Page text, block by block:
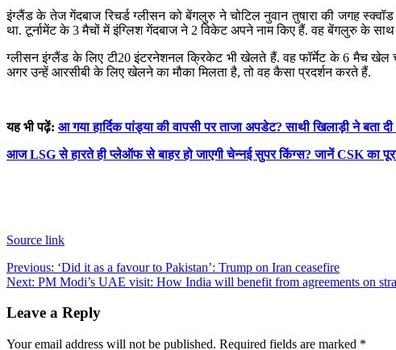
इंग्लैंड के तेज गेंदबाज रिचर्ड ग्लीसन को बेंगलुरु ने चोटिल नुवान तुषारा की जगह
था. टूर्नामेंट के 3 मैचों में इंग्लिश गेंदबाज ने 2 विकेट अपने नाम किए हैं. वह बेंगलुरु के
ग्लीसन इंग्लैंड के लिए टी20 इंटरनेशनल क्रिकेट भी खेलते हैं. वह फॉर्मेट के 6 मैच खेल
अगर उन्हें आरसीबी के लिए खेलने का मौका मिलता है, तो वह कैसा प्रदर्शन करते हैं.
यह भी पढ़ें: आ गया हार्दिक पांड्या की वापसी पर ताजा अपडेट? साथी खिलाड़ी ने बता
आज LSG से हारते ही प्लेऑफ से बाहर हो जाएगी चेन्नई सुपर किंग्स? जानें CSK का
Source link
Post
navigation
Previous: ‘Did it as a favour to Pakistan’: Trump on Iran ceasefire
Next: PM Modi’s UAE visit: How India will benefit from agreements on
Leave a Reply
Your email address will not be published. Required fields are marked *